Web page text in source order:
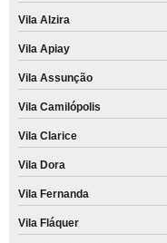
Vila Alzira
Vila Apiay
Vila Assunção
Vila Camilópolis
Vila Clarice
Vila Dora
Vila Fernanda
Vila Fláquer